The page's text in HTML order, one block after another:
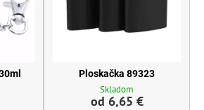
Ploskačka 89323
Skladom
od 6,65 €